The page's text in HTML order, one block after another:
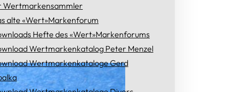
Wertmarkensammler
alte «Wert»Markenforum
Hefte des «Wert»Markenforums
Wertmarkenkatalog Peter Menzel
Wertmarkenkataloge Gerd